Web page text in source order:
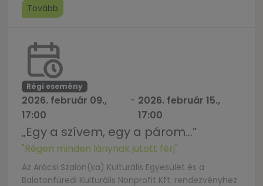
Tovább
Régi esemény
2026. február 09.,
17:00
- 2026. február 15.,
17:00
„Egy a szívem, egy a párom…”
"Régen minden lánynak jutott férj"
Az Arácsi Szalon(ka) Kulturális Egyesület és a
Balatonfüredi Kulturális Nonprofit Kft. rendezvényhez